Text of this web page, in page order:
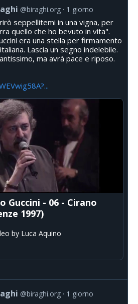
@biraghi.org 1 giorno
seppellitemi in una vigna, per
quello che ho bevuto in vita".
era una stella per firmamento
Lascia un segno indelebile.
ma avrà pace e riposo.
Guccini - 06 - Cirano
1997)
by Luca Aquino
@biraghi.org 1 giorno